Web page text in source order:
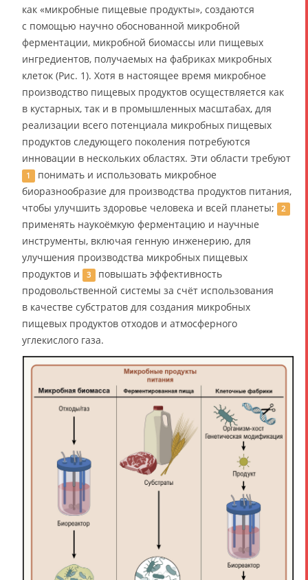
как «микробные пищевые продукты», создаются
с помощью научно обоснованной микробной
ферментации, микробной биомассы или пищевых
ингредиентов, получаемых на фабриках микробных
клеток (Рис. 1). Хотя в настоящее время микробное
производство пищевых продуктов осуществляется как
в кустарных, так и в промышленных масштабах, для
реализации всего потенциала микробных пищевых
продуктов следующего поколения потребуются
инновации в нескольких областях. Эти области требуют
1 понимать и использовать микробное
биоразнообразие для производства продуктов питания,
чтобы улучшить здоровье человека и всей планеты;
2
применять наукоёмкую ферментацию и научные
инструменты, включая генную инженерию, для
улучшения производства микробных пищевых
продуктов и
3 повышать эффективность
продовольственной системы за счёт использования
в качестве субстратов для создания микробных
пищевых продуктов отходов и атмосферного
углекислого газа.